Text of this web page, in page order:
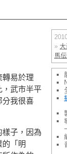
» 大
馬伝
轉易於理
，武市半平
分我很喜
樣子，因為
「明